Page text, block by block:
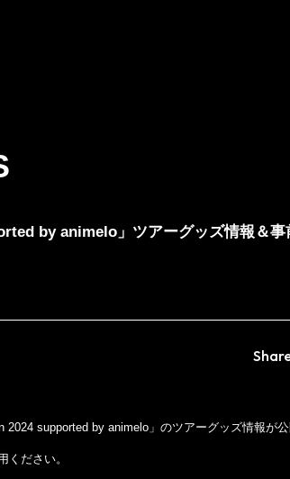
by animelo」ツアーグッズ情報＆事
supported by animelo」のツアーグッズ情報が公
ださい。